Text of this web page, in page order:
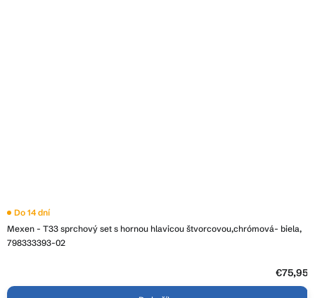
Mexen - T33 sprchový set s hornou hlavicou štvorcovou,chrómová- biela,
798333393-02
Do 14 dní
€75,95